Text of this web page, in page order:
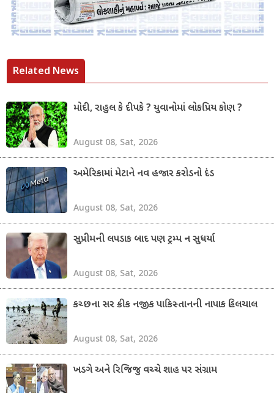
Related News
મોદી, રાહુલ કે દીપકે ? યુવાનોમાં લોકપ્રિય કોણ ?
August 08, Sat, 2026
અમેરિકામાં મેટાને નવ હજાર કરોડનો દંડ
August 08, Sat, 2026
સુપ્રીમની લપડાક બાદ પણ ટ્રમ્પ ન સુધર્યા
August 08, Sat, 2026
કચ્છના સર ક્રીક નજીક પાકિસ્તાનની નાપાક હિલચાલ
August 08, Sat, 2026
ખડગે અને રિજિજુ વચ્ચે શાહ પર સંગ્રામ